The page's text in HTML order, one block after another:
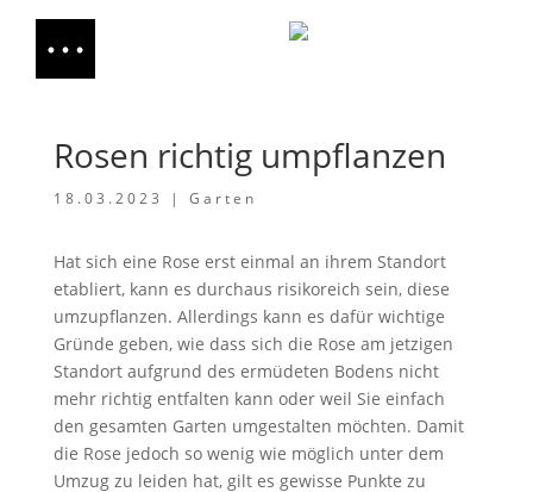
Rosen richtig umpflanzen
18.03.2023 | Garten
Hat sich eine Rose erst einmal an ihrem Standort
etabliert, kann es durchaus risikoreich sein, diese
umzupflanzen. Allerdings kann es dafür wichtige
Gründe geben, wie dass sich die Rose am jetzigen
Standort aufgrund des ermüdeten Bodens nicht
mehr richtig entfalten kann oder weil Sie einfach
den gesamten Garten umgestalten möchten. Damit
die Rose jedoch so wenig wie möglich unter dem
Umzug zu leiden hat, gilt es gewisse Punkte zu